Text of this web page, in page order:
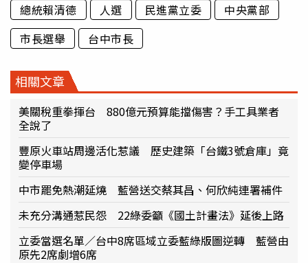
總統賴清德
人選 民進黨立委
中央黨部
市長選舉
台中市長
相關文章
美關稅重拳揮台 880億元預算能擋傷害？手工具業者
全說了
豐原火車站周邊活化惹議 歷史建築「台鐵3號倉庫」竟
變停車場
中市罷免熱潮延燒 藍營送交蔡其昌、何欣純連署補件
未充分溝通惹民怨 22綠委籲《國土計畫法》延後上路
立委當選名單／台中8席區域立委藍綠版圖逆轉 藍營由
原先2席劇增6席